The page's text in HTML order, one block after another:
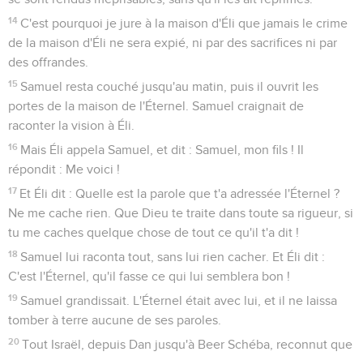
14 C'est pourquoi je jure à la maison d'Éli que jamais le crime
de la maison d'Éli ne sera expié, ni par des sacrifices ni par
des offrandes.
15 Samuel resta couché jusqu'au matin, puis il ouvrit les
portes de la maison de l'Éternel. Samuel craignait de
raconter la vision à Éli.
16 Mais Éli appela Samuel, et dit : Samuel, mon fils ! Il
répondit : Me voici !
17 Et Éli dit : Quelle est la parole que t'a adressée l'Éternel ?
Ne me cache rien. Que Dieu te traite dans toute sa rigueur, si
tu me caches quelque chose de tout ce qu'il t'a dit !
18 Samuel lui raconta tout, sans lui rien cacher. Et Éli dit :
C'est l'Éternel, qu'il fasse ce qui lui semblera bon !
19 Samuel grandissait. L'Éternel était avec lui, et il ne laissa
tomber à terre aucune de ses paroles.
20 Tout Israël, depuis Dan jusqu'à Beer Schéba, reconnut que